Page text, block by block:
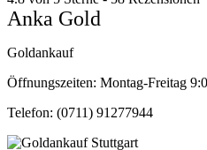
Anka Gold
Goldankauf
Öffnungszeiten: Montag-Freitag
Telefon: (0711) 91277944